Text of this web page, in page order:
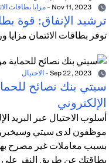
- مزايا بطاقات
ترشيد الإنفاق: قوة
توفر بطاقات الائتمان مزايا
- الاحتيال
سيتي بنك نصائح
الإلكتروني
أسلوب الاحتيال عبر البريد
موظفون لدى سيتي
بسبب معاملات غير مصرح
بطاقتك عن طريق النقر على